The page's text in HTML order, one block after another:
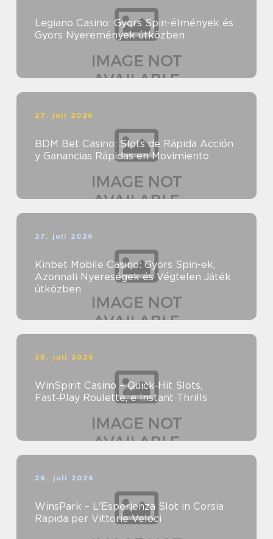
Legiano Casino: Gyors Spin-élmények és
Gyors Nyeremények útközben
27. juli 2026
BDM Bet Casino: Slots de Rápida Acción
y Ganancias Rápidas en Movimiento
27. juli 2026
Kinbet Mobile Casino: Gyors Spin-ek,
Azonnali Nyereségek és Végtelen Játék
útközben
26. juli 2026
WinSpirit Casino – Quick‑Hit Slots,
Fast‑Play Roulette, e Instant Thrills
26. juli 2026
WinsPark – L'Esperienza Slot in Corsia
Rapida per Vittorie Veloci